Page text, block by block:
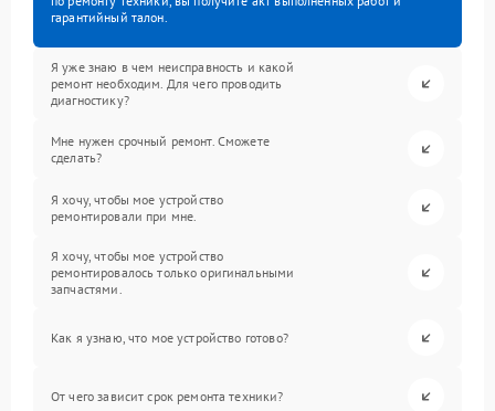
гарантийный талон.
Я уже знаю в чем неисправность и какой
ремонт необходим. Для чего проводить
диагностику?
Мне нужен срочный ремонт. Сможете
сделать?
Я хочу, чтобы мое устройство
ремонтировали при мне.
Я хочу, чтобы мое устройство
ремонтировалось только оригинальными
запчастями.
Как я узнаю, что мое устройство готово?
От чего зависит срок ремонта техники?